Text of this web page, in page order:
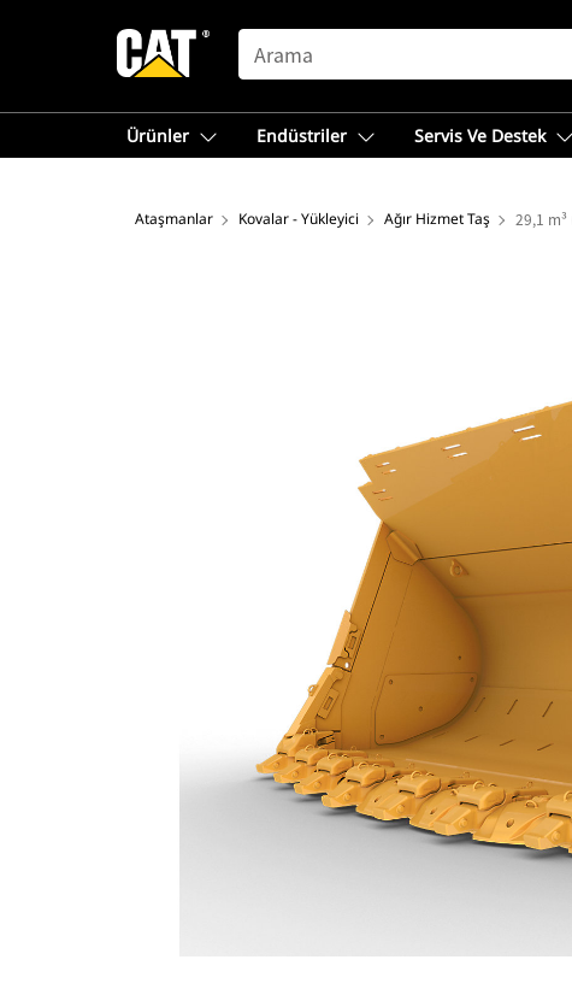
SEARCH
Ürünler Endüstriler Servis Ve Destek
Ataşmanlar Kovalar - Yükleyici Ağır Hizmet Taş 29,1 m³